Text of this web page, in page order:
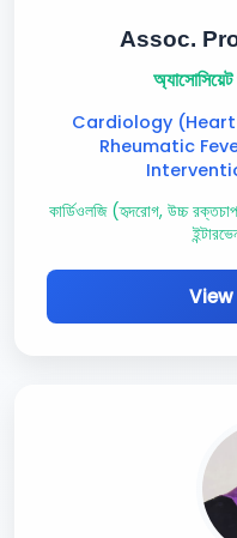
Assoc.
Cardiology (Heart
Rheumatic
কার্ডিওলজি (হৃদরোগ, উচ্চ